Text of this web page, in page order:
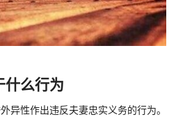
么行为
性作出违反夫妻忠实义务的行为。